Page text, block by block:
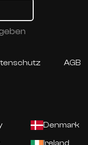
AGB
Denmark
Ireland